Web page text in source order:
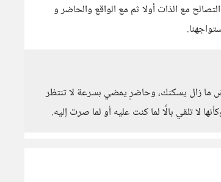
مع الذات أولا ثم مع الواقع والحاضر و
ما زال يسكنك، وحاضرٍ يمضي بسرعة لا تنتظر
لا تلقي بالًا لما كنت عليه أو لما صرت إليه.